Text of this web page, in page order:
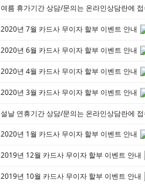
여름 휴가기간 상담/문의는 온라인상담란에
2020년 7월 카드사 무이자 할부 이벤트 안내
2020년 6월 카드사 무이자 할부 이벤트 안내
2020년 4월 카드사 무이자 할부 이벤트 안내
2020년 3월 카드사 무이자 할부 이벤트 안내
설날 연휴기간 상담/문의는 온라인상담란에
2020년 1월 카드사 무이자 할부 이벤트 안내
2019년 12월 카드사 무이자 할부 이벤트 안내
2019년 10월 카드사 무이자 할부 이벤트 안내